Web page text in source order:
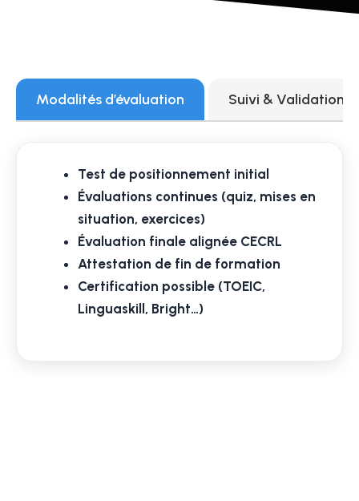
Modalités d’évaluation Suivi & Validation
Test de positionnement initial
Évaluations continues (quiz, mises en
situation, exercices)
Évaluation finale alignée CECRL
Attestation de fin de formation
Certification possible (TOEIC,
Linguaskill, Bright…)